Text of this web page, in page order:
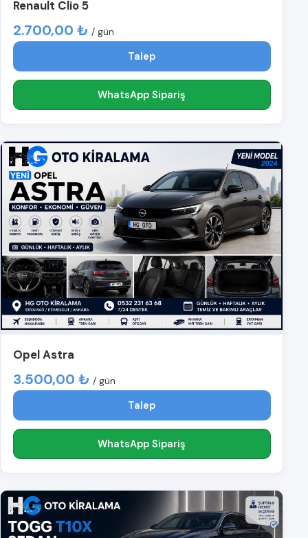
Renault Clio 5
2.700,00 ₺ / gün
Talep
WhatsApp Sipariş
Opel Astra
3.500,00 ₺ / gün
Talep
WhatsApp Sipariş